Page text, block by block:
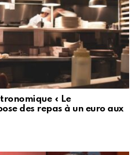
« Le
des repas à un euro aux